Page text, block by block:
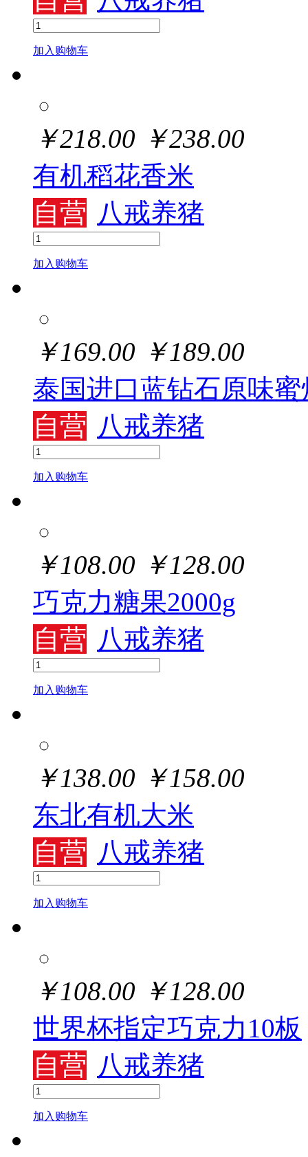
加入购物车
￥218.00 ￥238.00
有机稻花香米
自营 八戒养猪
加入购物车
￥169.00 ￥189.00
泰国进口蓝钻石原味
自营 八戒养猪
加入购物车
￥108.00 ￥128.00
巧克力糖果2000g
自营 八戒养猪
加入购物车
￥138.00 ￥158.00
东北有机大米
自营 八戒养猪
加入购物车
￥108.00 ￥128.00
世界杯指定巧克力10板
自营 八戒养猪
加入购物车